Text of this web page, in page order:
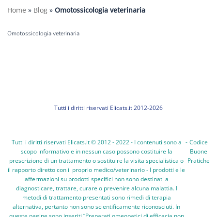
Home » Blog » Omotossicologia veterinaria
Omotossicologia veterinaria
Tutti i diritti riservati Elicats.it 2012-2026
Tutti i diritti riservati Elicats.it © 2012 - 2022 - I contenuti sono a
scopo informativo e in nessun caso possono costituire la
prescrizione di un trattamento o sostituire la visita specialistica o
il rapporto diretto con il proprio medico/veterinario - I prodotti e le
affermazioni su prodotti specifici non sono destinati a
diagnosticare, trattare, curare o prevenire alcuna malattia. I
metodi di trattamento presentati sono rimedi di terapia
alternativa, pertanto non sono scientificamente riconosciuti. In
- Codice
Buone
Pratiche